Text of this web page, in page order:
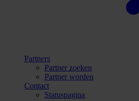
Partners
Partner zoeken
Partner worden
Contact
Statuspagina